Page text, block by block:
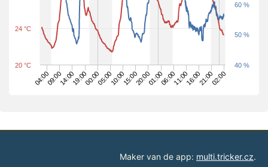
04:00 00:00 20:00 16:00
09:0014:0019:00 05:0010:0015:00 01:0006:0011:00 21:0002:00
20 °C
24 °C
40 %
50 %
60 %
Maker van de app: multi.tricker.cz.